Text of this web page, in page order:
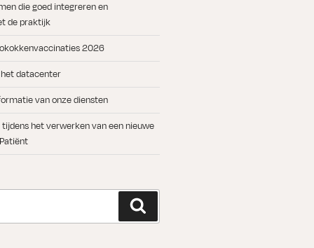
die goed integreren en
de praktijk
2026
datacenter
van onze diensten
tijdens het verwerken van een nieuwe